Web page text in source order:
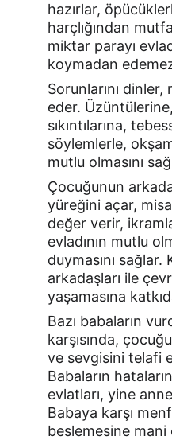
hazırlar,
harçlığından
miktar parayı
koymadan
Sorunlarını
eder.
sıkıntılarına,
söylemlerle,
mutlu olmasını
Çocuğunun
yüreğini açar,
değer verir,
evladının mutlu
duymasını sağlar.
arkadaşları ile
yaşamasına
Bazı babaların
karşısında,
ve sevgisini telafi
Babaların
evlatları, yine
Babaya karşı
beslemesine mani